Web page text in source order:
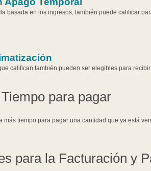
basada en los ingresos, también puede calificar
califican también pueden ser elegibles para
para pagar
más tiempo para pagar una cantidad que ya está
para la Facturación y